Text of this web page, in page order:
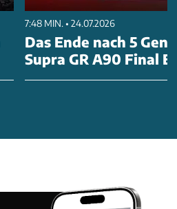
7:48 MIN. • 24.07.2026
Das Ende nach 5
Supra GR A90 Final